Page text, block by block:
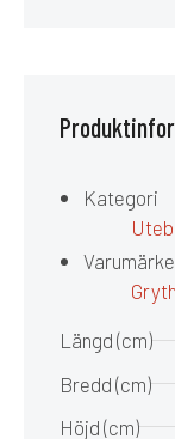
Kategori
Varumärke
Längd (cm)
Bredd (cm)
Höjd (cm)